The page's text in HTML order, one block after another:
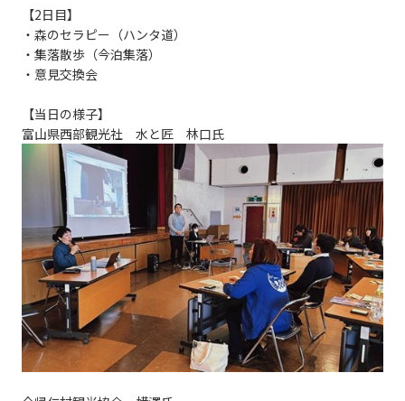
【2日目】
・森のセラピー（ハンタ道）
・集落散歩（今泊集落）
・意見交換会
【当日の様子】
富山県西部観光社 水と匠 林口氏